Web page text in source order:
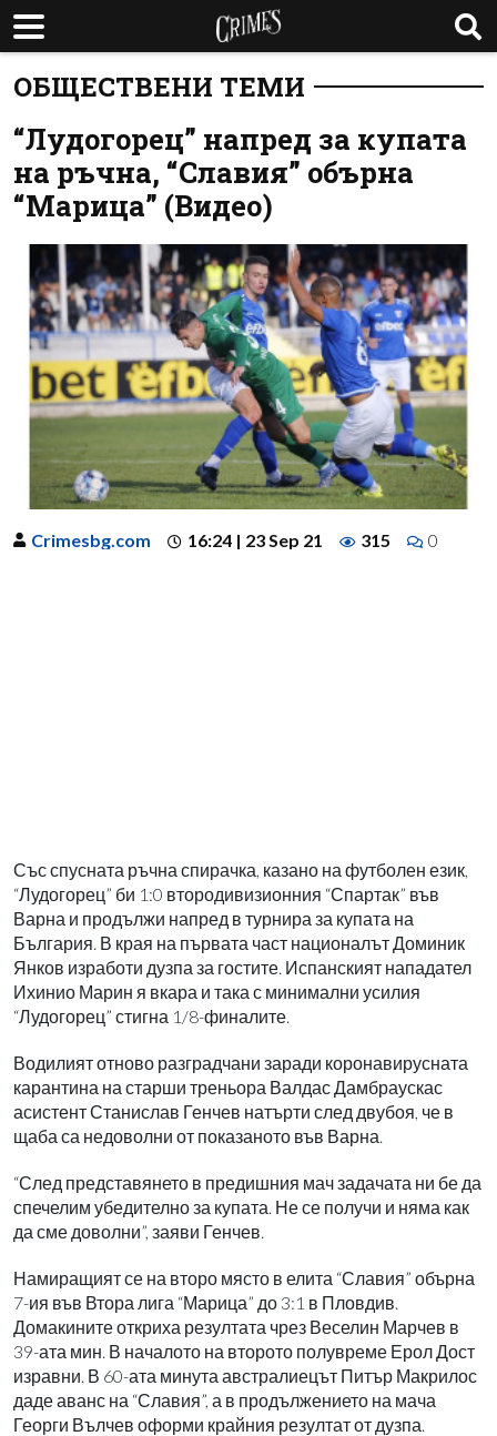
ОБЩЕСТВЕНИ ТЕМИ
“Лудогорец” напред за купата
на ръчна, “Славия” обърна
“Марица” (Видео)
Crimesbg.com 16:24 | 23 Sep 21 315 0
Със спусната ръчна спирачка, казано на футболен език,
“Лудогорец” би 1:0 втородивизионния “Спартак” във
Варна и продължи напред в турнира за купата на
България. В края на първата част националът Доминик
Янков изработи дузпа за гостите. Испанският нападател
Ихинио Марин я вкара и така с минимални усилия
“Лудогорец” стигна 1/8-финалите.
Водилият отново разградчани заради коронавирусната
карантина на старши треньора Валдас Дамбраускас
асистент Станислав Генчев натърти след двубоя, че в
щаба са недоволни от показаното във Варна.
“След представянето в предишния мач задачата ни бе да
спечелим убедително за купата. Не се получи и няма как
да сме доволни”, заяви Генчев.
Намиращият се на второ място в елита “Славия” обърна
7-ия във Втора лига “Марица” до 3:1 в Пловдив.
Домакините откриха резултата чрез Веселин Марчев в
39-ата мин. В началото на второто полувреме Ерол Дост
изравни. В 60-ата минута австралиецът Питър Макрилос
даде аванс на “Славия”, а в продължението на мача
Георги Вълчев оформи крайния резултат от дузпа.